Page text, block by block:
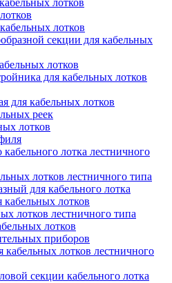
лотков
лотков
секции для кабельных
лотков
для кабельных лотков
для кабельных лотков
реек
лотков
лотка лестничного
лотков лестничного типа
для кабельного лотка
лотков
лотков лестничного типа
лотков
приборов
кабельных лотков лестничного
секции кабельного лотка